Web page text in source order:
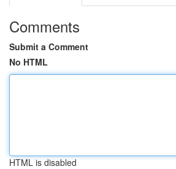
Comments
Submit a Comment
No HTML
HTML is disabled